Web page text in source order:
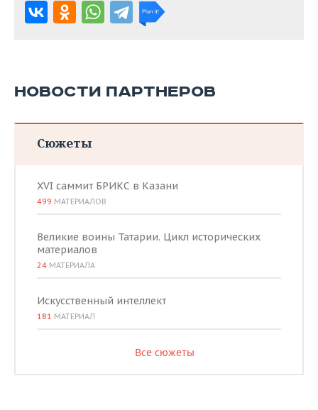
НОВОСТИ ПАРТНЕРОВ
Сюжеты
XVI саммит БРИКС в Казани
499 МАТЕРИАЛОВ
Великие воины Татарии. Цикл исторических
материалов
24 МАТЕРИАЛА
Искусственный интеллект
181 МАТЕРИАЛ
Все сюжеты